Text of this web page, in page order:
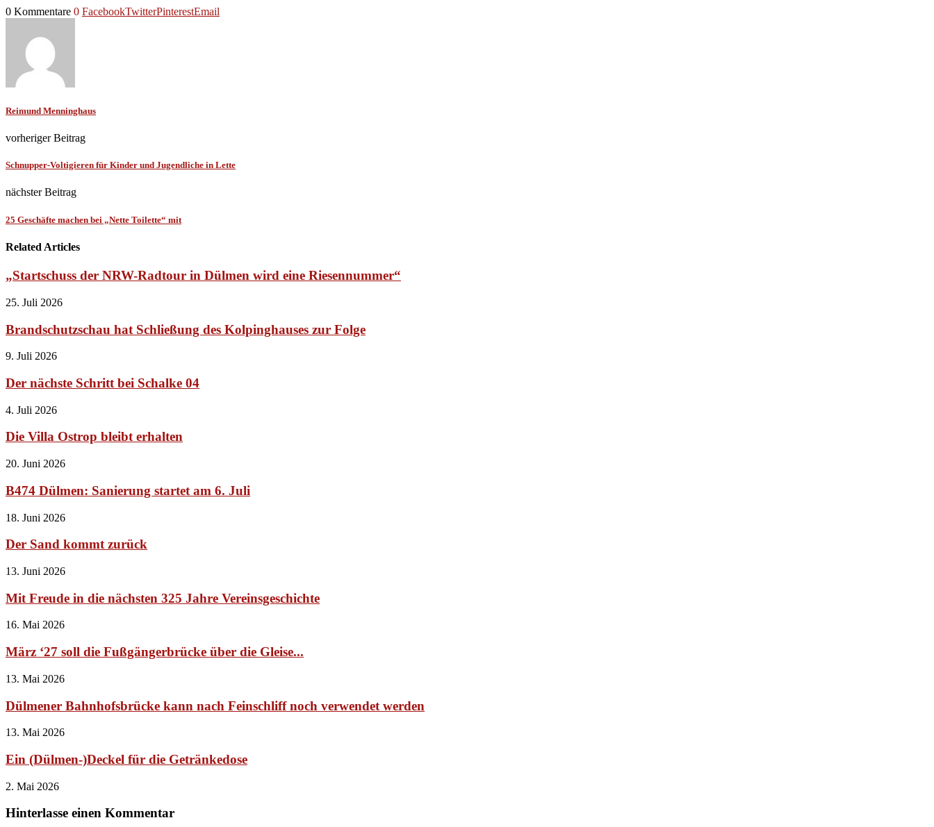
0 Kommentare 0 FacebookTwitterPinterestEmail
Reimund Menninghaus
vorheriger Beitrag
Schnupper-Voltigieren für Kinder und Jugendliche in Lette
nächster Beitrag
25 Geschäfte machen bei „Nette Toilette“ mit
Related Articles
„Startschuss der NRW-Radtour in Dülmen wird eine Riesennummer“
25. Juli 2026
Brandschutzschau hat Schließung des Kolpinghauses zur Folge
9. Juli 2026
Der nächste Schritt bei Schalke 04
4. Juli 2026
Die Villa Ostrop bleibt erhalten
20. Juni 2026
B474 Dülmen: Sanierung startet am 6. Juli
18. Juni 2026
Der Sand kommt zurück
13. Juni 2026
Mit Freude in die nächsten 325 Jahre Vereinsgeschichte
16. Mai 2026
März ‘27 soll die Fußgängerbrücke über die Gleise...
13. Mai 2026
Dülmener Bahnhofsbrücke kann nach Feinschliff noch verwendet werden
13. Mai 2026
Ein (Dülmen-)Deckel für die Getränkedose
2. Mai 2026
Hinterlasse einen Kommentar